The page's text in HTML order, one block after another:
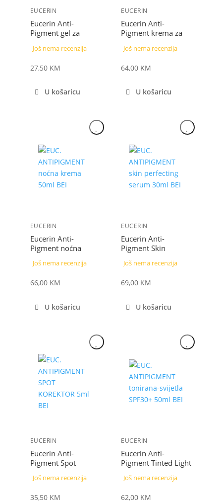
EUCERIN
Eucerin Anti-
Pigment gel za
AHA kompleksom
Još nema recenzija
27,50 KM
U košaricu
EUCERIN
Eucerin Anti-
Pigment krema za
15 ml
Još nema recenzija
64,00 KM
U košaricu
EUCERIN
Eucerin Anti-
Pigment noćna
Još nema recenzija
66,00 KM
U košaricu
EUCERIN
Eucerin Anti-
Pigment Skin
ml
Još nema recenzija
69,00 KM
U košaricu
EUCERIN
Eucerin Anti-
Pigment Spot
Još nema recenzija
35,50 KM
EUCERIN
Eucerin Anti-
Pigment Tinted Light
njega SPF 30+, 50
Još nema recenzija
62,00 KM